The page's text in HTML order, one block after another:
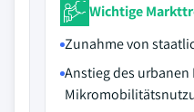
Wichtige
Zunahme von
Anstieg des